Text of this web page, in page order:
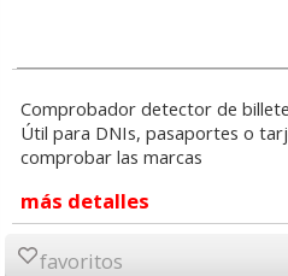
Comprobador detector de
Útil para DNIs, pasaportes o
comprobar las marcas
más detalles
favoritos